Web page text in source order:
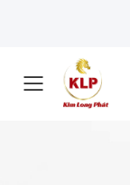
CÔNG TY
Chuyên
Toggle